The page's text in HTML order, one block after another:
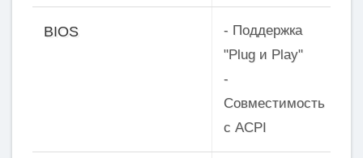
BIOS
- Поддержка
"Plug и Play"
-
Совместимость
с ACPI